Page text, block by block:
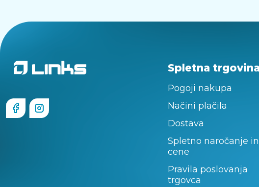
Spletna trgovina
Pogoji nakupa
Načini plačila
Dostava
Spletno naročanje in
cene
Pravila poslovanja
trgovca